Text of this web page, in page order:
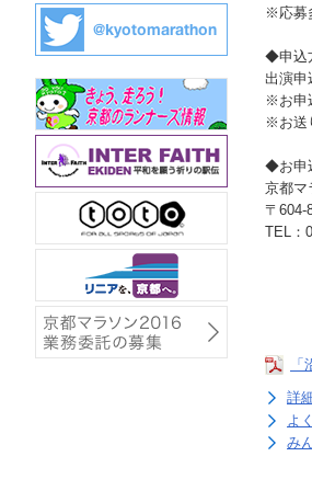
※応募
◆申込
出演申
※お申
※お送
◆お申
京都マ
〒604-
TEL：
詳
よ
み